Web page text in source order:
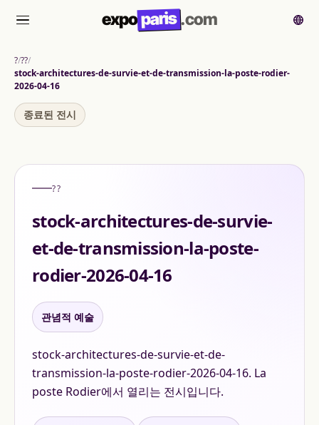
메뉴 expoparis.com
? ??
stock-architectures-de-survie-et-de-transmission-la-poste-rodier-
2026-04-16
종료된 전시
??
stock-architectures-de-survie-
et-de-transmission-la-poste-
rodier-2026-04-16
관념적 예술
stock-architectures-de-survie-et-de-
transmission-la-poste-rodier-2026-04-16. La
poste Rodier에서 열리는 전시입니다.